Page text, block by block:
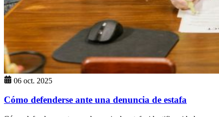
06 oct. 2025
Cómo defenderse ante una denuncia de estafa